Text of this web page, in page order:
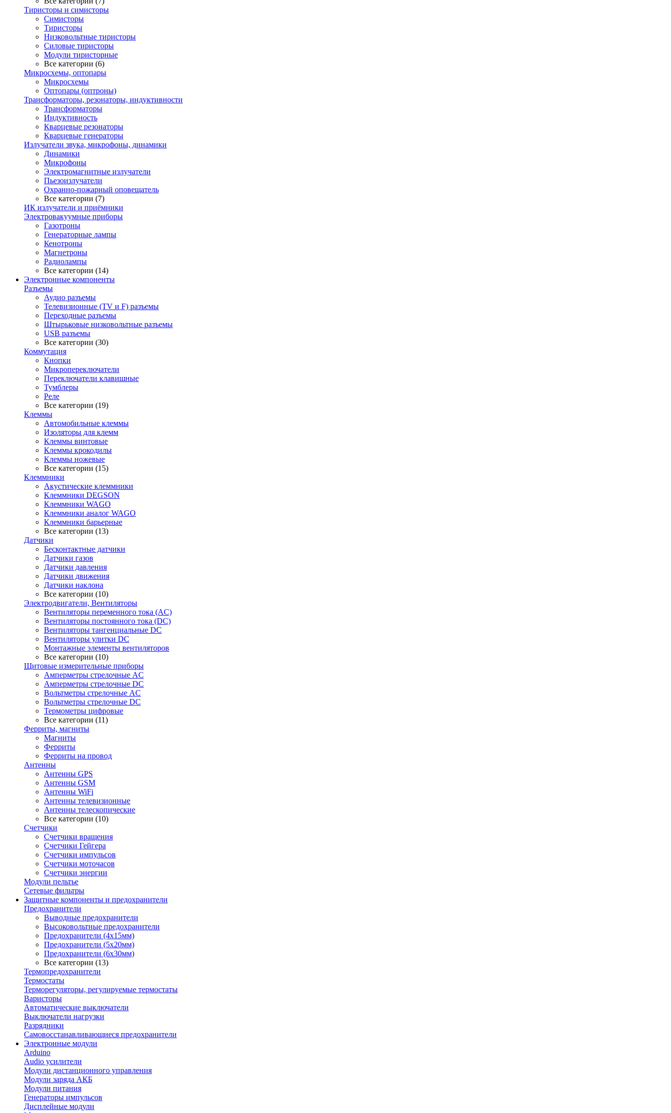
Тиристоры и симисторы
Симисторы
Тиристоры
Низковольтные тиристоры
Силовые тиристоры
Модули тиристорные
Все категории (6)
Микросхемы, оптопары
Микросхемы
Оптопары (оптроны)
Трансформаторы, резонаторы, индуктивности
Трансформаторы
Индуктивность
Кварцевые резонаторы
Кварцевые генераторы
Излучатели звука, микрофоны, динамики
Динамики
Микрофоны
Электромагнитные излучатели
Пьезоизлучатели
Охранно-пожарный оповещатель
Все категории (7)
ИК излучатели и приёмники
Электровакуумные приборы
Газотроны
Генераторные лампы
Кенотроны
Магнетроны
Радиолампы
Все категории (14)
Электронные компоненты
Разъемы
Аудио разъемы
Телевизионные (TV и F) разъемы
Переходные разъемы
Штырьковые низковольтные разъемы
USB разъемы
Все категории (30)
Коммутация
Кнопки
Микропереключатели
Переключатели клавишные
Тумблеры
Реле
Все категории (19)
Клеммы
Автомобильные клеммы
Изоляторы для клемм
Клеммы винтовые
Клеммы крокодилы
Клеммы ножевые
Все категории (15)
Клеммники
Акустические клеммники
Клеммники DEGSON
Клеммники WAGO
Клеммники аналог WAGO
Клеммники барьерные
Все категории (13)
Датчики
Бесконтактные датчики
Датчики газов
Датчики давления
Датчики движения
Датчики наклона
Все категории (10)
Электродвигатели, Вентиляторы
Вентиляторы переменного тока (AC)
Вентиляторы постоянного тока (DC)
Вентиляторы тангенциальные DC
Вентиляторы улитки DC
Монтажные элементы вентиляторов
Все категории (10)
Щитовые измерительные приборы
Амперметры стрелочные AC
Амперметры стрелочные DC
Вольтметры стрелочные AC
Вольтметры стрелочные DC
Термометры цифровые
Все категории (11)
Ферриты, магниты
Магниты
Ферриты
Ферриты на провод
Антенны
Антенны GPS
Антенны GSM
Антенны WiFi
Антенны телевизионные
Антенны телескопические
Все категории (10)
Счетчики
Счетчики вращения
Счетчики Гейгера
Счетчики импульсов
Счетчики моточасов
Счетчики энергии
Модули пельтье
Сетевые фильтры
Защитные компоненты и предохранители
Предохранители
Выводные предохранители
Высоковольтные предохранители
Предохранители (4х15мм)
Предохранители (5х20мм)
Предохранители (6х30мм)
Все категории (13)
Термопредохранители
Термостаты
Терморегуляторы, регулируемые термостаты
Варисторы
Автоматические выключатели
Выключатели нагрузки
Разрядники
Самовосстанавливающиеся предохранители
Электронные модули
Arduino
Audio усилители
Модули дистанционного управления
Модули заряда АКБ
Модули питания
Генераторы импульсов
Дисплейные модули